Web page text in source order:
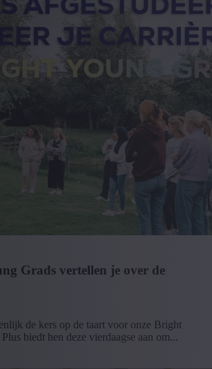
Grads vertellen je over de
de kers op de taart voor onze Bright
biedt hen deze vierdaagse aan om...